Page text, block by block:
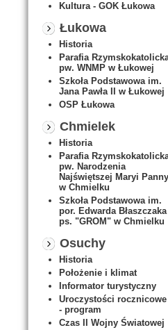
Kultura - GOK Łukowa
Łukowa
Historia
Parafia
pw. WNMP w Łukowej
Szkoła Podstawowa im.
Jana Pawła II w Łukowej
OSP Łukowa
Chmielek
Historia
Parafia
pw. Narodzenia
Najświętszej Maryi Panny
w Chmielku
Szkoła Podstawowa im.
por. Edwarda Błaszczaka
ps. "GROM" w Chmielku
Osuchy
Historia
Położenie i klimat
Informator turystyczny
Uroczystości rocznicowe
- program
Czas II Wojny Światowej